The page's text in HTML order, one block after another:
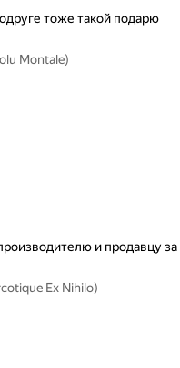
тоже такой подарю
Montale)
и продавцу за
Ex Nihilo)